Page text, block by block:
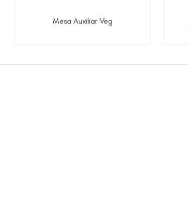
Mesa Auxiliar Veg